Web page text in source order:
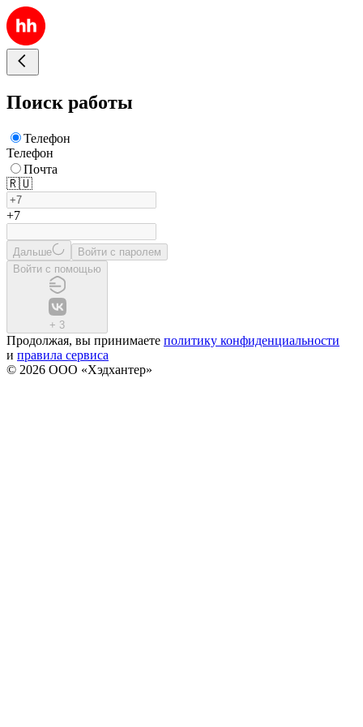
Поиск работы
Телефон
Телефон
Почта
🇷🇺
+7
Дальше
Войти с паролем
Войти с помощью
+ 3
Продолжая, вы принимаете политику конфиденциальности
и правила сервиса
© 2026 ООО «Хэдхантер»